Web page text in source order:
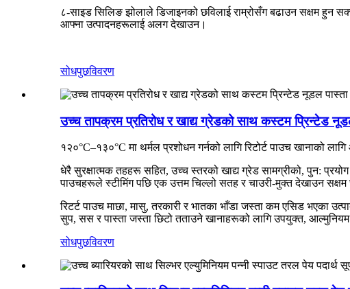
८-साइड सिलिङ झोलाले डिजाइनको छविलाई राम्रोसँग बढाउन सक्षम हुन
आफ्ना उत्पादनहरूलाई अलग देखाउन।
सोधपुछविवरण
उच्च तापक्रम प्रतिरोध र खाद्य ग्रेडको साथ कस्टम प्रिन्टेड
१२०°C–१३०°C मा थर्मल प्रशोधन गर्नको लागि रिटोर्ट पाउच खानाको
धेरै सुरक्षात्मक तहहरू सहित, उच्च स्तरको खाद्य ग्रेड सामग्रीको, पुन:
पाउचहरूले स्टीमिंग पछि एक उत्तम चिल्लो सतह र चाउरी-मुक्त देखाउन
रिटर्ट पाउच माछा, मासु, तरकारी र भातका भाँडा जस्ता कम एसिड भएका
सुप, सस र पास्ता जस्ता छिटो तताउने खानाहरूको लागि उपयुक्त, आल्मुनियम
सोधपुछविवरण